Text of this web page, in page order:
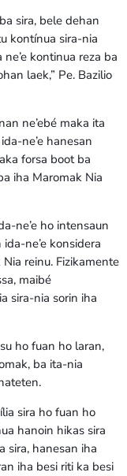
sira, bele dehan
kontínua sira-nia
kontinua reza ba
laek,” Pe. Bazilio
ne’ebé maka ita
ne’e hanesan
forsa boot ba
iha Maromak Nia
ne’e ho intensaun
ne’e konsidera
reinu. Fizikamente
maibé
sira-nia sorin iha
ho fuan ho laran,
ba ita-nia
sira ho fuan ho
hanoin hikas sira
sira, hanesan iha
iha besi riti ka besi